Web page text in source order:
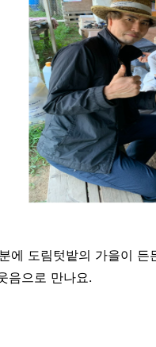
에 도림텃밭의 가을이
음으로 만나요.